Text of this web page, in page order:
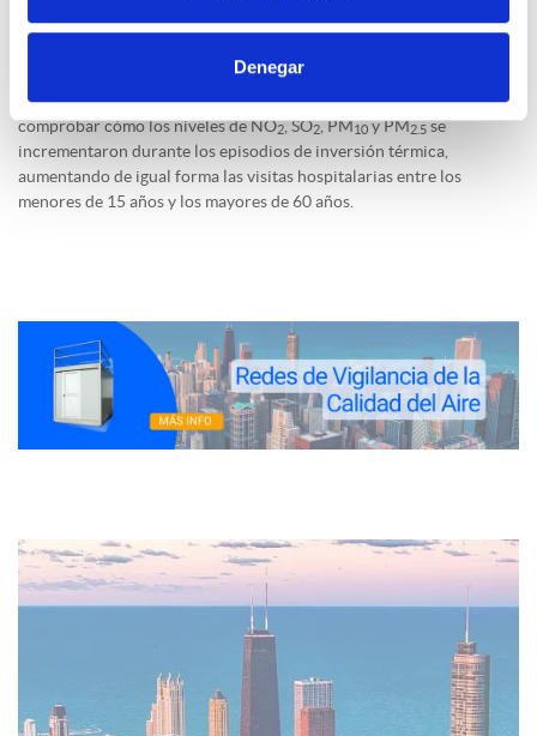
Denegar
grupos de riesgo (niños, personas mayores y enfermos).
Esta relación causa-efecto se evidenció en el
por Trinhet al.(2018) en Hanoi, ciudad en la que se pudo
comprobar cómo los niveles de NO2, SO2, PM10y PM2.5se
incrementaron durante los episodios de inversión térmica,
aumentando de igual forma las visitas hospitalarias entre los
menores de 15 años y los mayores de 60 años.